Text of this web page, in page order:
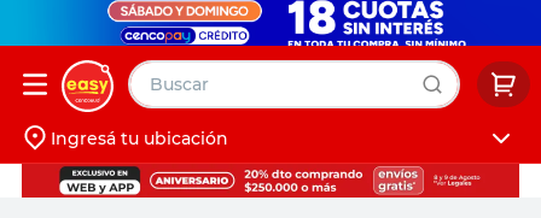
Buscar
Iniciá sesión
Ingresá tu ubicación
muebles
pintura